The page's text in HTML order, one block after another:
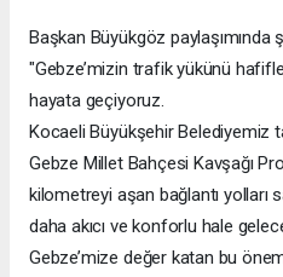
Başkan Büyükgöz paylaşımında
"Gebze’mizin trafik yükünü
hayata geçiyoruz.
Kocaeli Büyükşehir Belediyemiz
Gebze Millet Bahçesi Kavşağı
kilometreyi aşan bağlantı
daha akıcı ve konforlu hale
Gebze’mize değer katan bu